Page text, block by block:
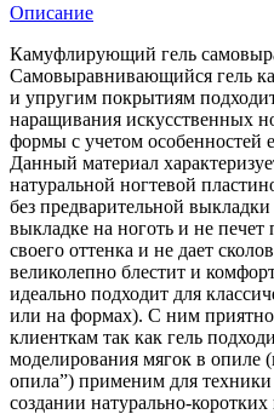
Описание
Камуфлирующий гель
Самовыравнивающийся гель
и упругим покрытиям
наращивания искусственных
формы с учетом особенностей
Данный материал
натуральной ногтевой
без предварительной
выкладке на ноготь и не
своего оттенка и не дает
великолепно блестит и
идеально подходит для
или на формах). С ним приятно
клиенткам так как гель
моделирования мягок в опиле
опила”) применим для
создании натурально-коротких